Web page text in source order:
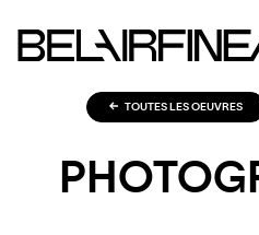
TOUTES LES OEUVRES